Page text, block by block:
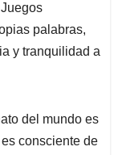
palabras,
y tranquilidad a
del mundo es
consciente de